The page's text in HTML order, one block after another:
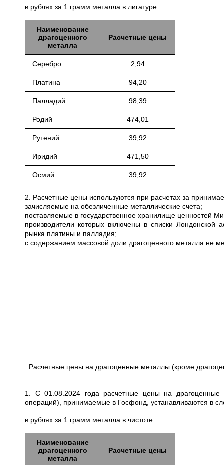
в рублях за 1 грамм металла в лигатуре:
Наименование
драгоценного
металла
Расчетные цены
Серебро 2,94
Платина 94,20
Палладий 98,39
Родий 474,01
Рутений 39,92
Иридий 471,50
Осмий 39,92
2. Расчетные цены используются при расчетах за
зачисляемые на обезличенные металлические счета;
поставляемые в государственное хранилище ценностей
производители которых включены в списки Лондонской
рынка платины и палладия;
с содержанием массовой доли драгоценного металла не
Расчетные цены на драгоценные металлы (кроме
1. С 01.08.2024 года расчетные цены на драгоценные
операций), принимаемые в Госфонд, устанавливаются в
в рублях за 1 грамм металла в чистоте:
Наименование
драгоценного
металла
Расчетные цены